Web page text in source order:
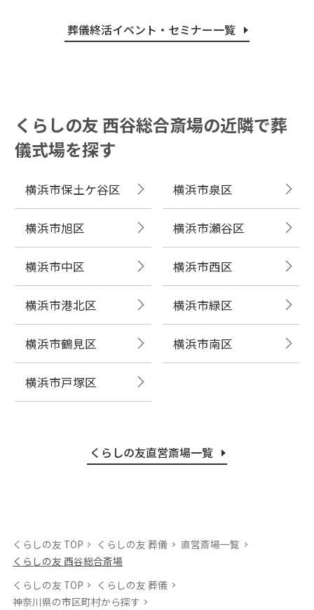
葬儀終活イベント・セミナー⼀覧
くらしの友 西谷総合斎場の近隣で葬
儀式場を探す
横浜市保土ケ谷区 横浜市泉区
横浜市旭区 横浜市瀬谷区
横浜市中区 横浜市西区
横浜市港北区 横浜市緑区
横浜市鶴見区 横浜市南区
横浜市戸塚区
くらしの友直営斎場一覧
くらしの友 TOP くらしの友 葬儀
直営斎場一覧
くらしの友 西谷総合斎場
くらしの友 TOP
くらしの友 葬儀
神奈川県の市区町村から探す